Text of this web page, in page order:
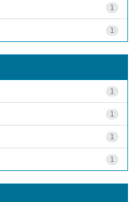
1
1
1
1
1
1